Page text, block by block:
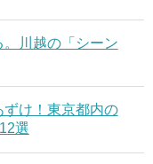
川越の「シーン
け！東京都内の
選